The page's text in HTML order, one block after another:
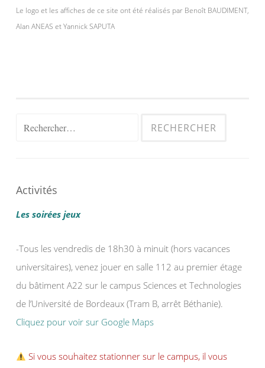
Le logo et les affiches de ce site ont été réalisés par Benoît BAUDIMENT,
Alan ANEAS et Yannick SAPUTA
Rechercher :
Activités
Les soirées jeux
-Tous les vendredis de 18h30 à minuit (hors vacances
universitaires), venez jouer en salle 112 au premier étage
du bâtiment A22 sur le campus Sciences et Technologies
de l’Université de Bordeaux (Tram B, arrêt Béthanie).
Cliquez pour voir sur Google Maps
Si vous souhaitez stationner sur le campus, il vous